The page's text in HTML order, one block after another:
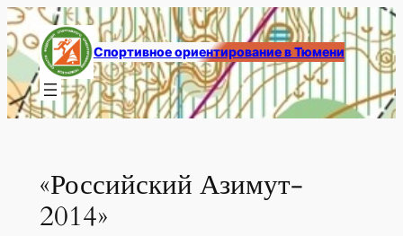
Перейти
к
содержимому
Спортивное ориентирование в Тюмени
«Российский Азимут-
2014»